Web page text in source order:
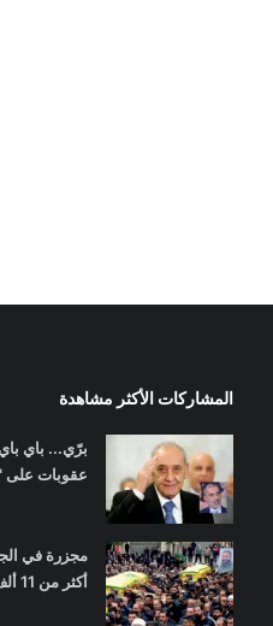
المشاركات الأكثر مشاهدة
برّي... باي
عقوبات على
مجزرة في
أكثر من 11 ألف قتيل...